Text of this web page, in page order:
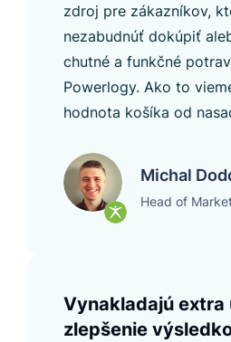
zdroj pre zákazníkov,
nezabudnúť dokúpiť
chutné a funkčné
Powerlogy. Ako to
hodnota košíka od
Michal
Head of
Vynakladajú extra
zlepšenie